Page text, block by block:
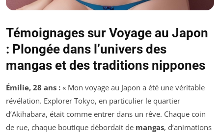
Témoignages sur Voyage au Japon
: Plongée dans l’univers des
mangas et des traditions nippones
Émilie, 28 ans : « Mon voyage au Japon a été une véritable
révélation. Explorer Tokyo, en particulier le quartier
d’Akihabara, était comme entrer dans un rêve. Chaque coin
de rue, chaque boutique débordait de mangas, d’animations